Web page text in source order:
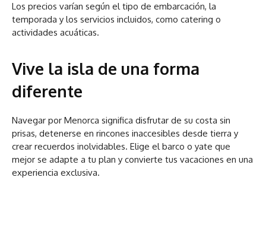
Los precios varían según el tipo de embarcación, la
temporada y los servicios incluidos, como catering o
actividades acuáticas.
Vive la isla de una forma
diferente
Navegar por Menorca significa disfrutar de su costa sin
prisas, detenerse en rincones inaccesibles desde tierra y
crear recuerdos inolvidables. Elige el barco o yate que
mejor se adapte a tu plan y convierte tus vacaciones en una
experiencia exclusiva.